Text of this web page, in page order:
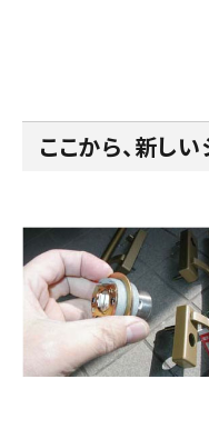
ここから、新し